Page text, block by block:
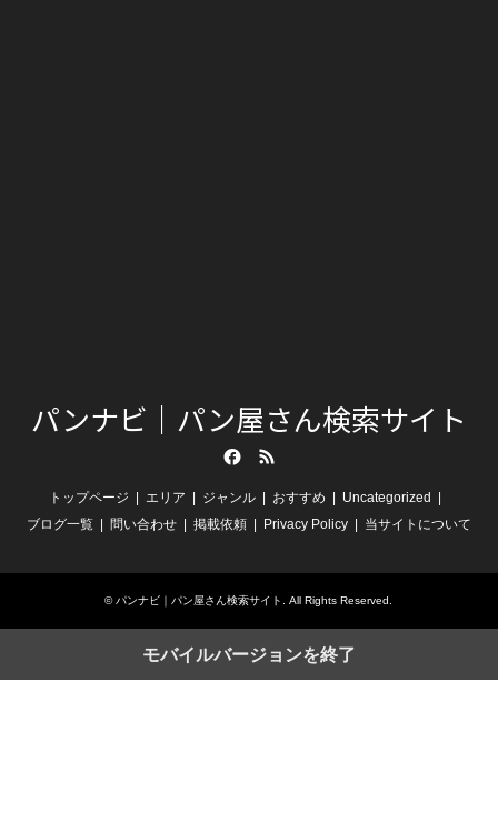
パンナビ｜パン屋さん検索サイト
トップページ エリア ジャンル おすすめ
Uncategorized
ブログ一覧
問い合わせ 掲載依頼 Privacy Policy 当サイトについて
©パンナビ｜パン屋さん検索サイト. All Rights Reserved.
モバイルバージョンを終了